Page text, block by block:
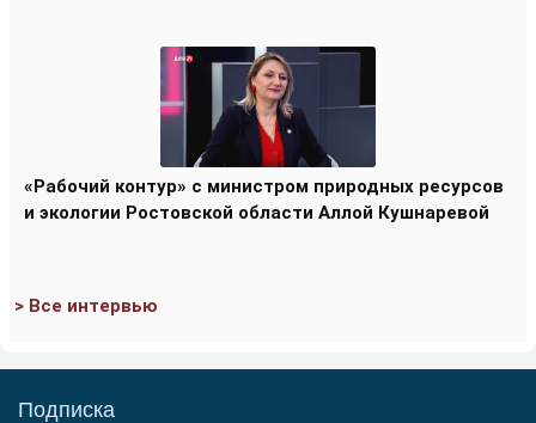
«Рабочий контур» с министром природных ресурсов
и экологии Ростовской области Аллой Кушнаревой
> Все интервью
Подписка